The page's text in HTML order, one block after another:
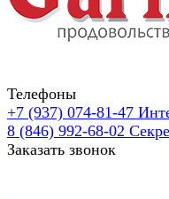
Телефоны
+7 (937) 074-81-47
8 (846) 992-68-02
Заказать звонок